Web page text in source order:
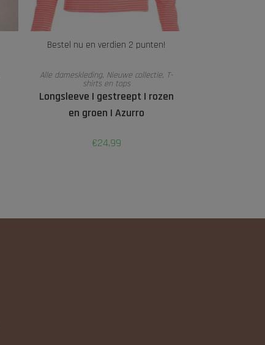
Bestel nu en verdien 2 punten!
LEES VERDER
Alle dameskleding, Nieuwe collectie, T-
shirts en tops
Longsleeve | gestreept | rozen
en groen | Azurro
€24,99